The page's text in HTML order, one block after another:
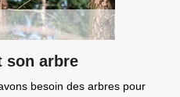
son arbre
besoin des arbres pour